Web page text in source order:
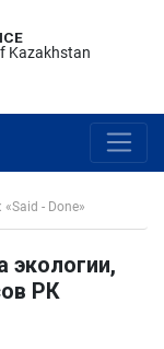
Kazakhstan
- Done»
экологии,
РК